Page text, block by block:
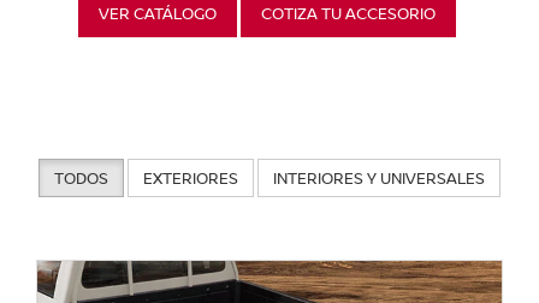
VER CATÁLOGO COTIZA TU ACCESORIO
TODOS EXTERIORES INTERIORES Y UNIVERSALES